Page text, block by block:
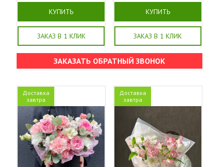
КУПИТЬ
ЗАКАЗ В 1 КЛИК
КУПИТЬ
ЗАКАЗ В 1 КЛИК
ЗАКАЗАТЬ ОБРАТНЫЙ ЗВОНОК
Доставка
завтра
Доставка
завтра